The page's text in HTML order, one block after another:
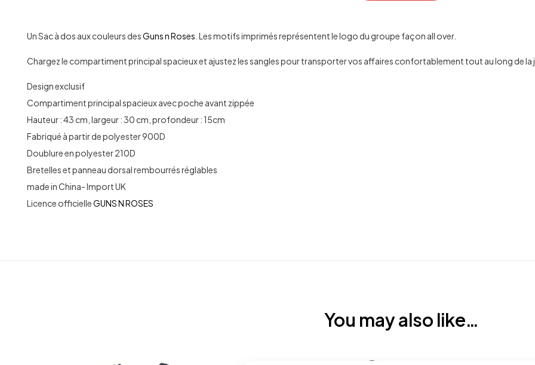
Un Sac à dos aux couleurs desGuns n Roses . Les motifs imprimés représentent le logo du groupe façon all over.
Chargez le compartiment principal spacieux et ajustez les sangles pour transporter vos affaires confortablement tout au long de la
Design exclusif
Compartiment principal spacieux avec poche avant zippée
Hauteur : 43 cm, largeur : 30 cm, profondeur : 15cm
Fabriqué à partir de polyester 900D
Doublure en polyester 210D
Bretelles et panneau dorsal rembourrés réglables
made in China- Import UK
Licence officielleGUNS N ROSES
You may also like…